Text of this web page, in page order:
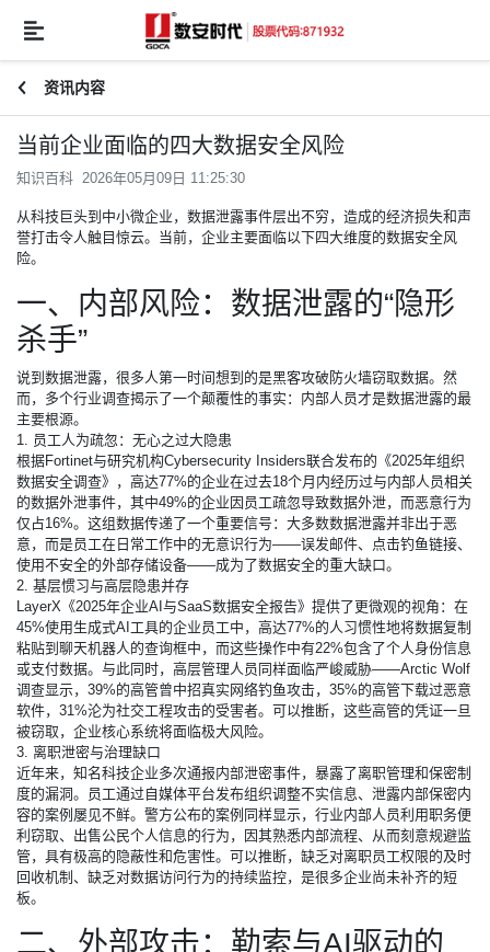
资讯内容
当前企业面临的四大数据安全风险
知识百科 2026年05月09日 11:25:30
从科技巨头到中小微企业，数据泄露事件层出不穷，造成的经济损失和声
誉打击令人触目惊云。当前，企业主要面临以下四大维度的数据安全风
险。
一、内部风险：数据泄露的“隐形
杀手”
说到数据泄露，很多人第一时间想到的是黑客攻破防火墙窃取数据。然
而，多个行业调查揭示了一个颠覆性的事实：内部人员才是数据泄露的最
主要根源。
1. 员工人为疏忽：无心之过大隐患
根据Fortinet与研究机构Cybersecurity Insiders联合发布的《2025年组织
数据安全调查》，高达77%的企业在过去18个月内经历过与内部人员相关
的数据外泄事件，其中49%的企业因员工疏忽导致数据外泄，而恶意行为
仅占16%。这组数据传递了一个重要信号：大多数数据泄露并非出于恶
意，而是员工在日常工作中的无意识行为——误发邮件、点击钓鱼链接、
使用不安全的外部存储设备——成为了数据安全的重大缺口。
2. 基层惯习与高层隐患并存
LayerX《2025年企业AI与SaaS数据安全报告》提供了更微观的视角：在
45%使用生成式AI工具的企业员工中，高达77%的人习惯性地将数据复制
粘贴到聊天机器人的查询框中，而这些操作中有22%包含了个人身份信息
或支付数据。与此同时，高层管理人员同样面临严峻威胁——Arctic Wolf
调查显示，39%的高管曾中招真实网络钓鱼攻击，35%的高管下载过恶意
软件，31%沦为社交工程攻击的受害者。可以推断，这些高管的凭证一旦
被窃取，企业核心系统将面临极大风险。
3. 离职泄密与治理缺口
近年来，知名科技企业多次通报内部泄密事件，暴露了离职管理和保密制
度的漏洞。员工通过自媒体平台发布组织调整不实信息、泄露内部保密内
容的案例屡见不鲜。警方公布的案例同样显示，行业内部人员利用职务便
利窃取、出售公民个人信息的行为，因其熟悉内部流程、从而刻意规避监
管，具有极高的隐蔽性和危害性。可以推断，缺乏对离职员工权限的及时
回收机制、缺乏对数据访问行为的持续监控，是很多企业尚未补齐的短
板。
二、外部攻击：勒索与AI驱动的